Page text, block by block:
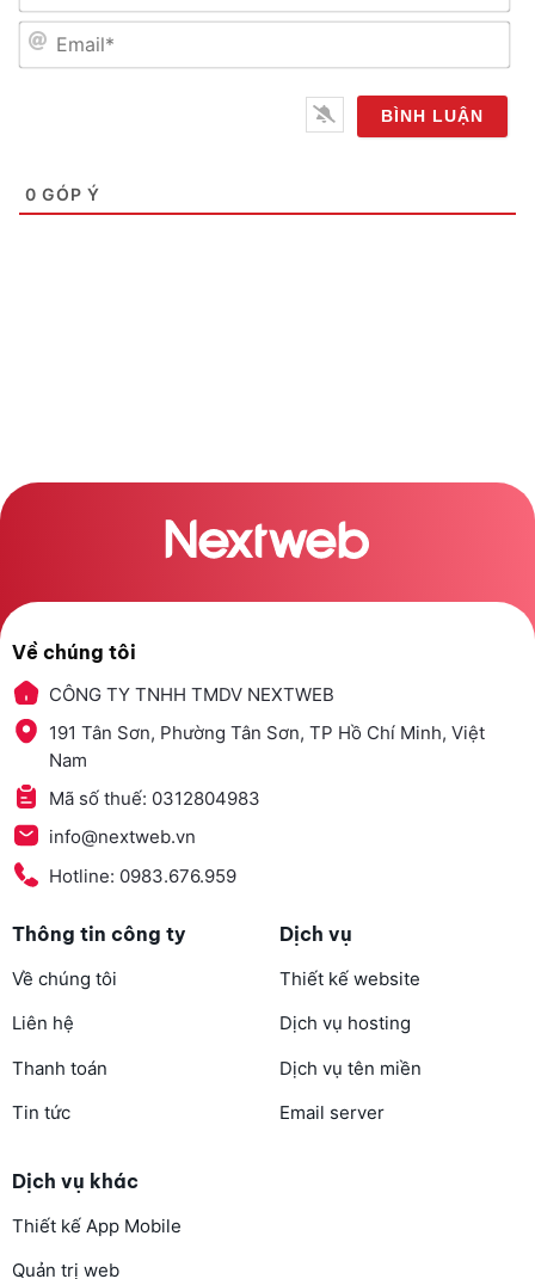
Tên*
0 GÓP Ý
Về chúng tôi
CÔNG TY TNHH TMDV NEXTWEB
191 Tân Sơn, Phường Tân Sơn, TP Hồ Chí Minh, Việt
Nam
Mã số thuế: 0312804983
info@nextweb.vn
Hotline: 0983.676.959
Thông tin công ty
Về chúng tôi
Liên hệ
Thanh toán
Tin tức
Dịch vụ
Thiết kế website
Dịch vụ hosting
Dịch vụ tên miền
Email server
Dịch vụ khác
Thiết kế App Mobile
Quản trị web